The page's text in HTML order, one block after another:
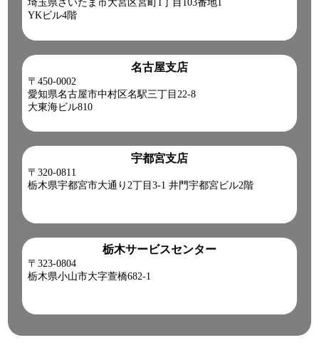
埼玉県さいたま市大宮区宮町1丁目103番地1
YKビル4階
名古屋支店
〒450-0002
愛知県名古屋市中村区名駅三丁目22-8
大東海ビル810
宇都宮支店
〒320-0811
栃木県宇都宮市大通り2丁目3-1 井門宇都宮ビル2階
栃木サービスセンター
〒323-0804
栃木県小山市大字萱橋682-1